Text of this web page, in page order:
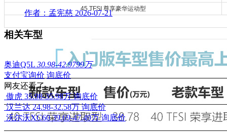
45 TFSI 尊享豪华运动型
作者：孟宪慈 2026-07-21
相关车型
奥迪Q5L 30.98-42.9799万
支付宝询价 询底价
网友还看了
傲虎 35.98-35.98万 询底价
汉兰达 24.98-32.58万 询底价
沃尔沃XC60 39.69-47.49万 询底价